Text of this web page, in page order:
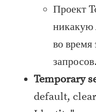
Проект
во время
запросов.
Temporary
default,